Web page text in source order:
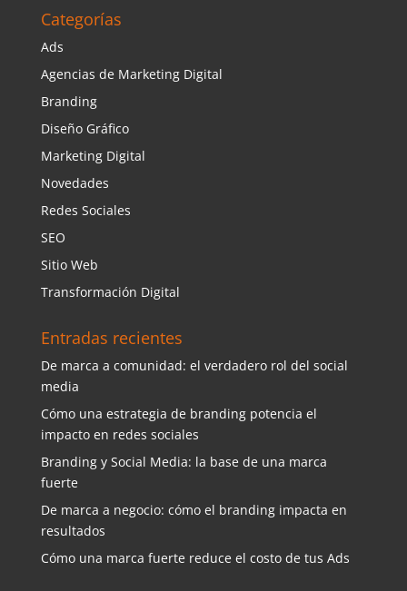
Categorías
Ads
Agencias de Marketing Digital
Branding
Diseño Gráfico
Marketing Digital
Novedades
Redes Sociales
SEO
Sitio Web
Transformación Digital
Entradas recientes
De marca a comunidad: el verdadero rol del social
media
Cómo una estrategia de branding potencia el
impacto en redes sociales
Branding y Social Media: la base de una marca
fuerte
De marca a negocio: cómo el branding impacta en
resultados
Cómo una marca fuerte reduce el costo de tus Ads